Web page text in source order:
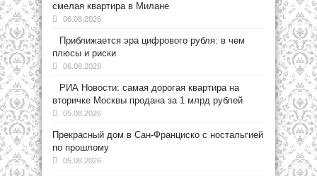
смелая квартира в Милане
06.08.2026
Приближается эра цифрового рубля: в чем
плюсы и риски
06.08.2026
РИА Новости: самая дорогая квартира на
вторичке Москвы продана за 1 млрд рублей
05.08.2026
Прекрасный дом в Сан-Франциско с ностальгией
по прошлому
05.08.2026